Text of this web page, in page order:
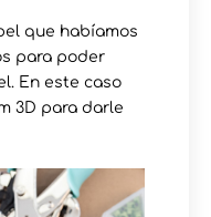
que habíamos
para poder
En este caso
3D para darle